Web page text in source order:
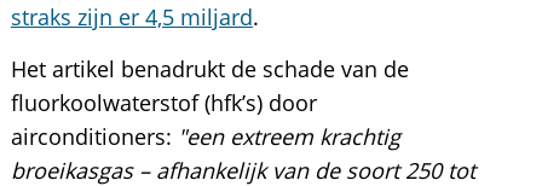
straks zijn er 4,5 miljard.
Het artikel benadrukt de schade van de
fluorkoolwaterstof (hfk’s) door
airconditioners: "een extreem krachtig
broeikasgas – afhankelijk van de soort 250 tot